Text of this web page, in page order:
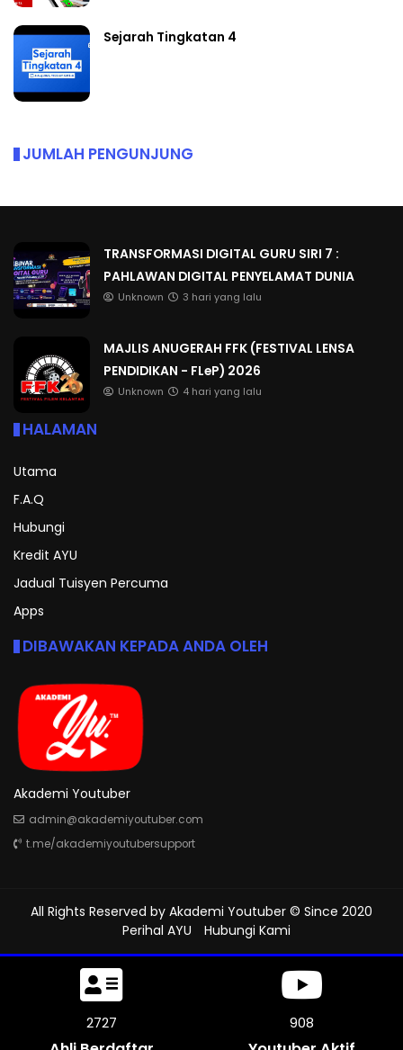
Sejarah Tingkatan 4
JUMLAH PENGUNJUNG
TRANSFORMASI DIGITAL GURU SIRI 7 :
PAHLAWAN DIGITAL PENYELAMAT DUNIA
Unknown 3 hari yang lalu
MAJLIS ANUGERAH FFK (FESTIVAL LENSA
PENDIDIKAN - FLeP) 2026
Unknown 4 hari yang lalu
HALAMAN
Utama
F.A.Q
Hubungi
Kredit AYU
Jadual Tuisyen Percuma
Apps
DIBAWAKAN KEPADA ANDA OLEH
Akademi Youtuber
admin@akademiyoutuber.com
t.me/akademiyoutubersupport
All Rights Reserved by Akademi Youtuber © Since 2020
Perihal AYU
Hubungi Kami
3222 1074